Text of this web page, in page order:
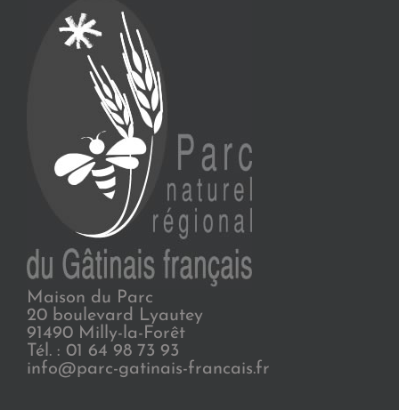
Maison du Parc
20 boulevard Lyautey
91490 Milly-la-Forêt
Tél. : 01 64 98 73 93
info@parc-gatinais-francais.fr